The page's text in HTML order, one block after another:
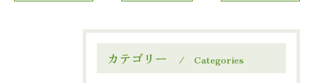
カテゴリー Categories